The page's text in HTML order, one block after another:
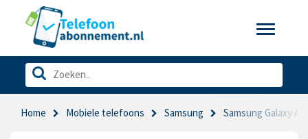
Toggle
Home Mobiele telefoons Samsung Samsung Galaxy